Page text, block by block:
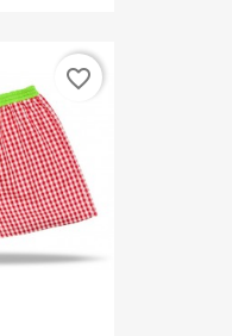
favorite_border